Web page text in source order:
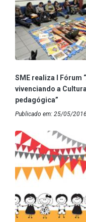
SME realiza I Fórum
vivenciando a
pedagógica”
Publicado em: 25/05/